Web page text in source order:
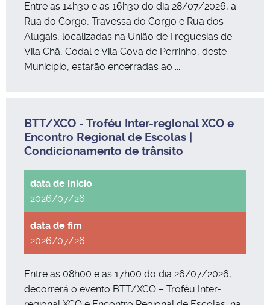
Entre as 14h30 e as 16h30 do dia 28/07/2026, a
Rua do Corgo, Travessa do Corgo e Rua dos
Alugais, localizadas na União de Freguesias de
Vila Chã, Codal e Vila Cova de Perrinho, deste
Município, estarão encerradas ao ...
BTT/XCO - Troféu Inter-regional XCO e
Encontro Regional de Escolas |
Condicionamento de trânsito
2026/07/26
2026/07/26
Entre as 08h00 e as 17h00 do dia 26/07/2026,
decorrerá o evento BTT/XCO – Troféu Inter-